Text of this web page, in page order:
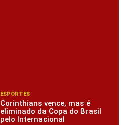
ESPORTES
Corinthians vence, mas é
eliminado da Copa do Brasil
pelo Internacional